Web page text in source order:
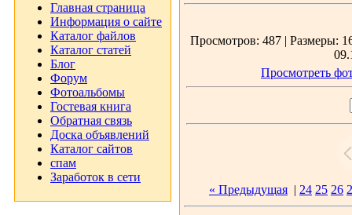
Главная страница
Информация о сайте
Каталог файлов
Каталог статей
Блог
Форум
Фотоальбомы
Гостевая книга
Обратная связь
Доска объявлений
Каталог сайтов
спам
Заработок в сети
Просмотров: 487 | Размеры:
Просмотреть
« Предыдущая | 24 25 26